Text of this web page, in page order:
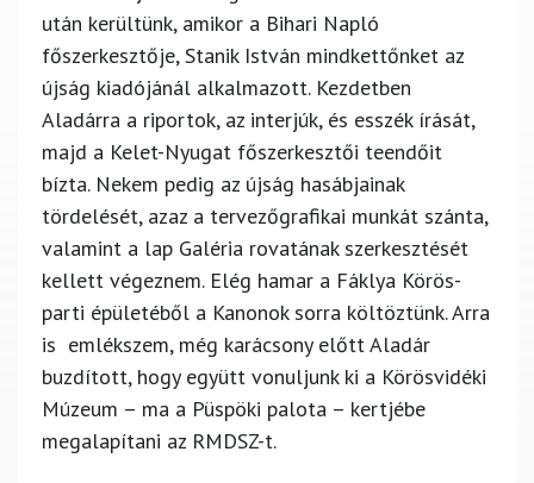
után kerültünk, amikor a Bihari Napló
főszerkesztője, Stanik István mindkettőnket az
újság kiadójánál alkalmazott. Kezdetben
Aladárra a riportok, az interjúk, és esszék írását,
majd a Kelet-Nyugat főszerkesztői teendőit
bízta. Nekem pedig az újság hasábjainak
tördelését, azaz a tervezőgrafikai munkát szánta,
valamint a lap Galéria rovatának szerkesztését
kellett végeznem. Elég hamar a Fáklya Körös-
parti épületéből a Kanonok sorra költöztünk. Arra
is emlékszem, még karácsony előtt Aladár
buzdított, hogy együtt vonuljunk ki a Körösvidéki
Múzeum – ma a Püspöki palota – kertjébe
megalapítani az RMDSZ-t.